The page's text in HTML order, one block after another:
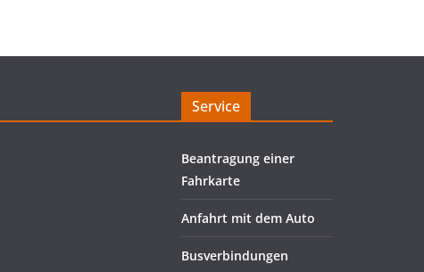
Service
Beantragung einer
Fahrkarte
Anfahrt mit dem Auto
Busverbindungen